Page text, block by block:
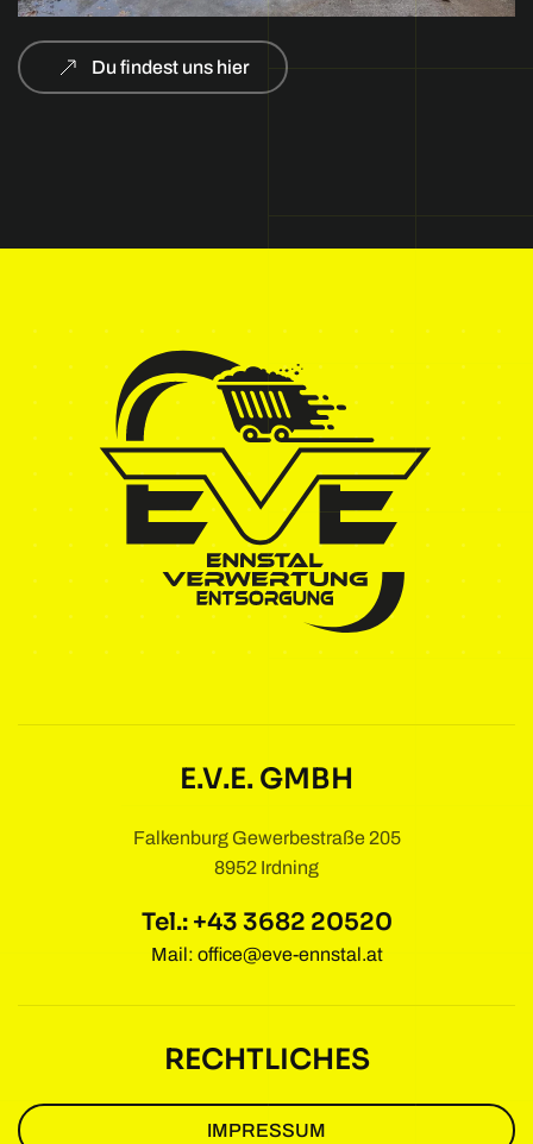
Du findest uns hier
E.V.E. GMBH
Falkenburg Gewerbestraße 205
8952 Irdning
Tel.: +43 3682 20520
Mail: office@eve-ennstal.at
RECHTLICHES
IMPRESSUM